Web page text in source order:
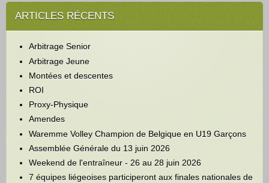
ARTICLES RÉCENTS
Arbitrage Senior
Arbitrage Jeune
Montées et descentes
ROI
Proxy-Physique
Amendes
Waremme Volley Champion de Belgique en U19 Garçons
Assemblée Générale du 13 juin 2026
Weekend de l'entraîneur - 26 au 28 juin 2026
7 équipes liégeoises participeront aux finales nationales de